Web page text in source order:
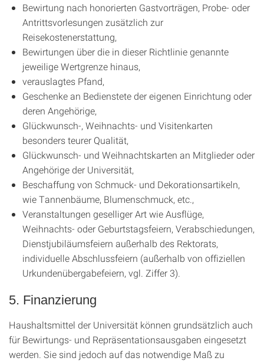
Bewirtung nach honorierten Gastvorträgen, Probe- oder
Antrittsvorlesungen zusätzlich zur
Reisekostenerstattung,
Bewirtungen über die in dieser Richtlinie genannte
jeweilige Wertgrenze hinaus,
verauslagtes Pfand,
Geschenke an Bedienstete der eigenen Einrichtung oder
deren Angehörige,
Glückwunsch-, Weihnachts- und Visitenkarten
besonders teurer Qualität,
Glückwunsch- und Weihnachtskarten an Mitglieder oder
Angehörige der Universität,
Beschaffung von Schmuck- und Dekorationsartikeln,
wie Tannenbäume, Blumenschmuck, etc.,
Veranstaltungen geselliger Art wie Ausflüge,
Weihnachts- oder Geburtstagsfeiern, Verabschiedungen,
Dienstjubiläumsfeiern außerhalb des Rektorats,
individuelle Abschlussfeiern (außerhalb von offiziellen
Urkundenübergabefeiern, vgl. Ziffer 3).
5. Finanzierung
Haushaltsmittel der Universität können grundsätzlich auch
für Bewirtungs- und Repräsentationsausgaben eingesetzt
werden. Sie sind jedoch auf das notwendige Maß zu